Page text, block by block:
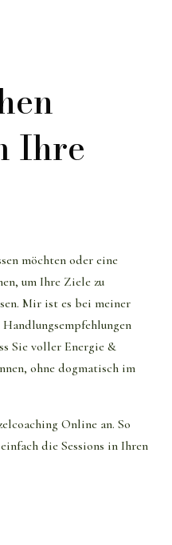
Ihre
möchten oder eine
um Ihre Ziele zu
Mir ist es bei meiner
Sie voller Energie &
ohne dogmatisch im
Online an. So
die Sessions in Ihren